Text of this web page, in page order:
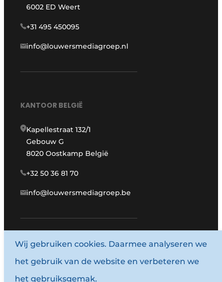
6002 ED Weert
+31 495 450095
info@louwersmediagroep.nl
KANTOOR BELGIË
Kapellestraat 132/1
Gebouw G
8020 Oostkamp België
+32 50 36 81 70
info@louwersmediagroep.be
www.louwersmediagroep.com
© 1987 - 2026 Louwersmediagroep.
Algemene voorwaarden
Wij gebruiken cookies. Daarmee analyseren we
het gebruik van de website en verbeteren we
het gebruiksgemak.